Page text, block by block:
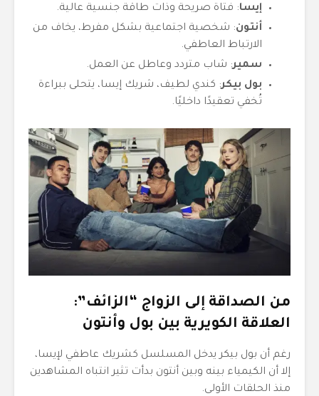
إيسا: فتاة صريحة وذات طاقة جنسية عالية.
أنتون: شخصية اجتماعية بشكل مفرط، يخاف من
الارتباط العاطفي.
سمير: شاب متردد وعاطل عن العمل.
بول بيكر: كندي لطيف، شريك إيسا، يتحلى ببراءة
تُخفي تعقيدًا داخليًا.
من الصداقة إلى الزواج “الزائف”:
العلاقة الكويرية بين بول وأنتون
رغم أن بول بيكر يدخل المسلسل كشريك عاطفي لإيسا،
إلا أن الكيمياء بينه وبين أنتون بدأت تثير انتباه المشاهدين
منذ الحلقات الأولى.